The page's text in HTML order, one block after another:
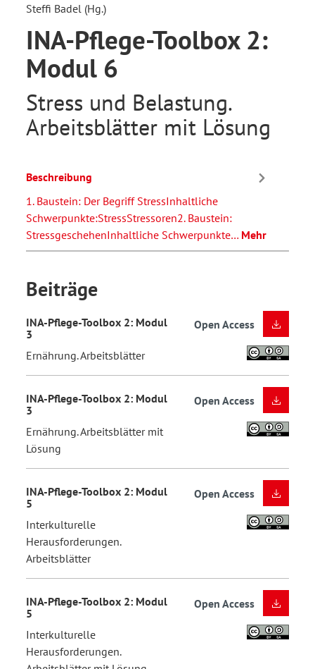
Steffi Badel (Hg.)
INA-Pflege-Toolbox 2:
Modul 6
Stress und Belastung.
Arbeitsblätter mit Lösung
Beschreibung
1. Baustein: Der Begriff StressInhaltliche
Schwerpunkte:StressStressoren2. Baustein:
StressgeschehenInhaltliche Schwerpunkte… Mehr
Beiträge
INA-Pflege-Toolbox 2: Modul
3
Ernährung. Arbeitsblätter
Open Access
INA-Pflege-Toolbox 2: Modul
3
Ernährung. Arbeitsblätter mit
Lösung
Open Access
INA-Pflege-Toolbox 2: Modul
5
Interkulturelle
Herausforderungen.
Arbeitsblätter
Open Access
INA-Pflege-Toolbox 2: Modul
5
Interkulturelle
Herausforderungen.
Open Access